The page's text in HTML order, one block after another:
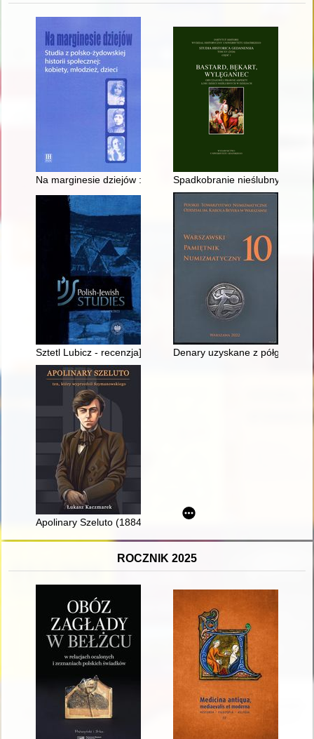
Na marginesie dziejów : studia z polsko-żydowskiej historii
Spadkobranie nieślubnych
Sztetl Lubicz - recenzja] Denary uzyskane z półgroszy
Apolinary Szeluto (1884-1966) - ten, który wyprzedził
ROCZNIK 2025